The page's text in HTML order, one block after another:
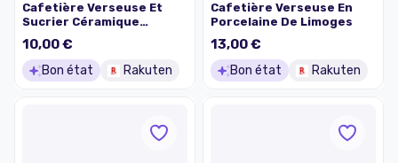
Cafetière Verseuse Et
Sucrier Céramique
Décorée
10,00 €
Bon état Rakuten
Cafetière Verseuse En
Porcelaine De Limoges
13,00 €
Bon état Rakuten